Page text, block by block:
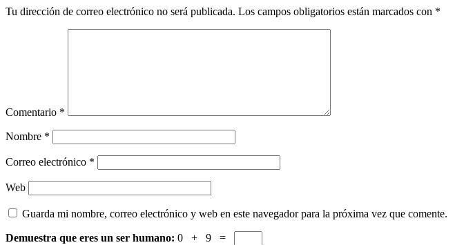
Tu dirección de correo electrónico no será publicada. Los campos obligatorios están marcados con *
Comentario *
Nombre *
Correo electrónico *
Web
Guarda mi nombre, correo electrónico y web en este navegador para la próxima vez que comente.
Demuestra que eres un ser humano: 0 + 9 =